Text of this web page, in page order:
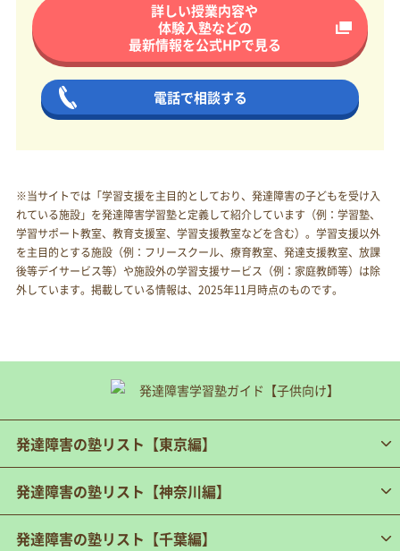
詳しい授業内容や
体験入塾などの
最新情報を公式HPで見る
電話で相談する
※当サイトでは「学習支援を主目的としており、発達障害の子どもを受け入
れている施設」を発達障害学習塾と定義して紹介しています（例：学習塾、
学習サポート教室、教育支援室、学習支援教室などを含む）。学習支援以外
を主目的とする施設（例：フリースクール、療育教室、発達支援教室、放課
後等デイサービス等）や施設外の学習支援サービス（例：家庭教師等）は除
外しています。掲載している情報は、2025年11月時点のものです。
発達障害の塾リスト【東京編】
発達障害の塾リスト【神奈川編】
発達障害の塾リスト【千葉編】